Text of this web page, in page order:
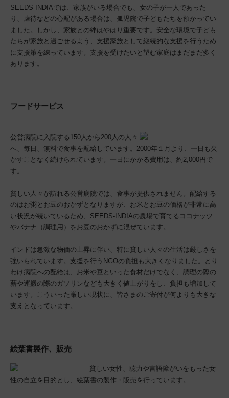
SEEDS-INDIAでは、家族がいる場合でも、女の子が一人であった
り、虐待などの心配がある場合は、孤児院で子どもたちを預かってい
ました。しかし、家族との絆はやはり重要です。安全な環境で子ども
たちが家族と過ごせるよう、支援家族として継続的な支援を行うため
に支援策を練っています。支援を受けたいと望む家庭はまだまだ多く
あります。
フードサービス
公営病院に入院する150人から200人の人々
へ、毎日、無料で食事を配給しています。2000年１月より、一日も欠
かすことなく続けられています。一日にかかる費用は、約2,000円で
す。
貧しい人々が訪れる公営病院では、食事が提供されません。配給する
のはお粥とお豆のおかずとなりますが、お米とお豆の価格が非常に高
い状況が続いているため、SEEDS-INDIAの農場で育てるココナッツ
やバナナ（調理用）をお豆のおかずに混ぜています。
インドは急激な物価の上昇に伴い、特に貧しい人々の生活は厳しさを
強いられています。支援を行うNGOの負担も大きくなりました。とり
わけ病院への配給は、お米や豆といった食材だけでなく、調理の際の
薪や運搬の際のガソリンなども大きく値上がりをし、負担も増加して
います。こういった厳しい現状に、皆さまのご寄付が何よりも大きな
支えとなっています。
絵葉書製作、販売
貧しい女性、聴力や言語障がいをもった女
性の自立を目的とし、絵葉書の製作・販売を行っています。